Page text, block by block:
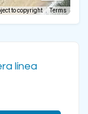
to copyright Terms
línea